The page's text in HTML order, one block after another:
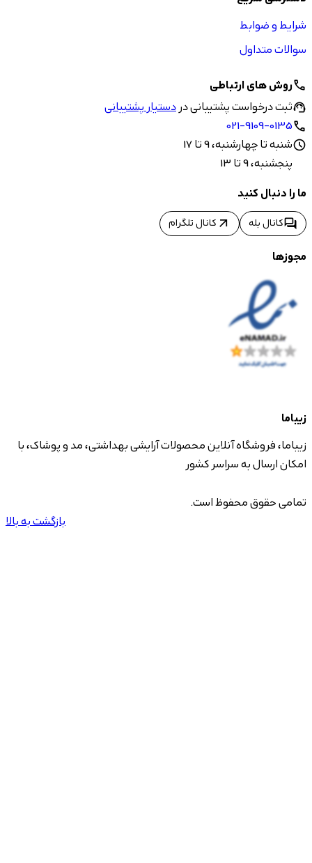
شرایط و ضوابط
سوالات متداول
callروش های ارتباطی
support_agentثبت درخواست پشتیبانی دردستیار پشتیبانی
call
021-9109-0135
scheduleشنبه تا چهارشنبه، 9 تا 17
پنجشنبه، 9 تا 13
ما را دنبال کنید
forumکانال بله arrow_outward کانال تلگرام
مجوزها
زیباما
زیباما، فروشگاه آنلاین محصولات آرایشی بهداشتی، مد و پوشاک، با
امکان ارسال به سراسر کشور
تمامی حقوق محفوظ است.
بازگشت به بالا